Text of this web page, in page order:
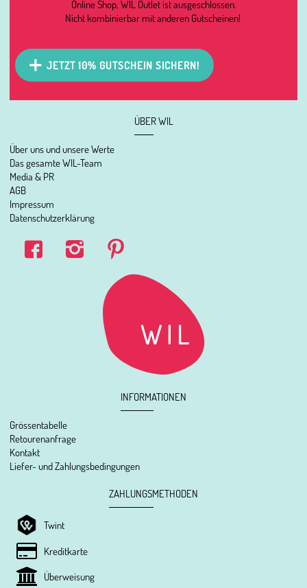
ÜBER WIL
Über uns und unsere Werte
Das gesamte WIL-Team
Media & PR
AGB
Impressum
Datenschutzerklärung
INFORMATIONEN
Grössentabelle
Retourenanfrage
Kontakt
Liefer- und Zahlungsbedingungen
ZAHLUNGSMETHODEN
Twint
Kreditkarte
Überweisung
Online Shop, WIL Outlet ist ausgeschlossen.
Nicht kombinierbar mit anderen Gutscheinen!
JETZT 10% GUTSCHEIN SICHERN!